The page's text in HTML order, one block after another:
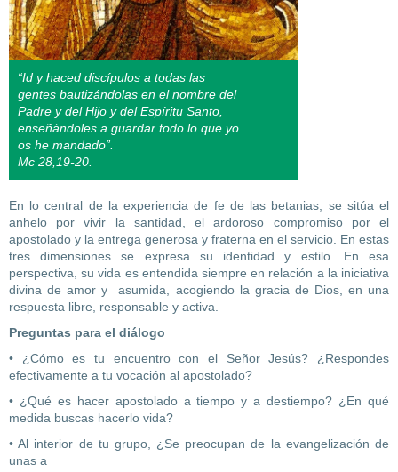
“Id y haced discípulos a todas las
gentes bautizándolas en el nombre del
Padre y del Hijo y del Espíritu Santo,
enseñándoles a guardar todo lo que yo
os he mandado”.
Mc 28,19-20.
En lo central de la experiencia de fe de las betanias, se sitúa el
anhelo por vivir la santidad, el ardoroso compromiso por el
apostolado y la entrega generosa y fraterna en el servicio. En estas
tres dimensiones se expresa su identidad y estilo. En esa
perspectiva, su vida es entendida siempre en relación a la iniciativa
divina de amor y asumida, acogiendo la gracia de Dios, en una
respuesta libre, responsable y activa.
Preguntas para el diálogo
• ¿Cómo es tu encuentro con el Señor Jesús? ¿Respondes
efectivamente a tu vocación al apostolado?
• ¿Qué es hacer apostolado a tiempo y a destiempo? ¿En qué
medida buscas hacerlo vida?
• Al interior de tu grupo, ¿Se preocupan de la evangelización de
unas a